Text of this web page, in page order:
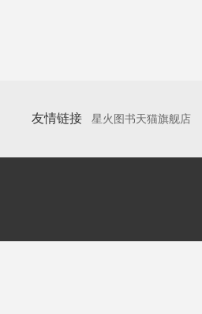
友情链接 星火图书天猫旗舰店